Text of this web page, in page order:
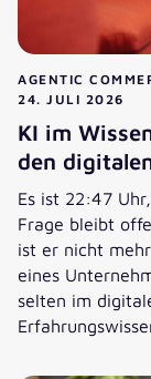
AGENTIC
24. JULI 2026
KI im
den
Es ist 22:47
Frage bleibt
ist er nicht
eines
selten im